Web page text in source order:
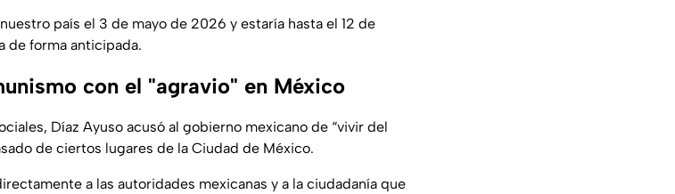
país el 3 de mayo de 2026 y estaría hasta el 12 de
de forma anticipada.
con el "agravio" en México
Díaz Ayuso acusó al gobierno mexicano de “vivir del
de ciertos lugares de la Ciudad de México.
a las autoridades mexicanas y a la ciudadanía que